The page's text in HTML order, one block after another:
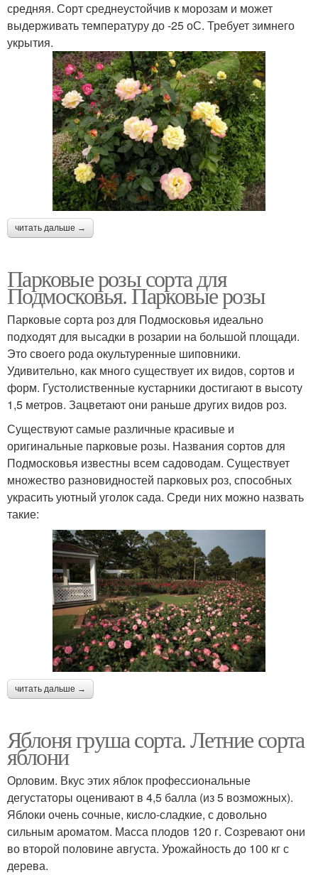
средняя. Сорт среднеустойчив к морозам и может
выдерживать температуру до -25 оС. Требует зимнего
укрытия.
читать дальше →
Парковые розы сорта для
Подмосковья. Парковые розы
Парковые сорта роз для Подмосковья идеально
подходят для высадки в розарии на большой площади.
Это своего рода окультуренные шиповники.
Удивительно, как много существует их видов, сортов и
форм. Густолиственные кустарники достигают в высоту
1,5 метров. Зацветают они раньше других видов роз.
Существуют самые различные красивые и
оригинальные парковые розы. Названия сортов для
Подмосковья известны всем садоводам. Существует
множество разновидностей парковых роз, способных
украсить уютный уголок сада. Среди них можно назвать
такие:
читать дальше →
Яблоня груша сорта. Летние сорта
яблони
Орловим. Вкус этих яблок профессиональные
дегустаторы оценивают в 4,5 балла (из 5 возможных).
Яблоки очень сочные, кисло-сладкие, с довольно
сильным ароматом. Масса плодов 120 г. Созревают они
во второй половине августа. Урожайность до 100 кг с
дерева.